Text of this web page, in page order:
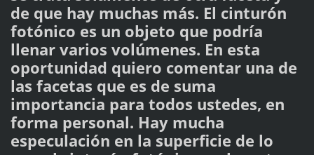
de que hay muchas más. El cinturón
fotónico es un objeto que podría
llenar varios volúmenes. En esta
oportunidad quiero comentar una de
las facetas que es de suma
importancia para todos ustedes, en
forma personal. Hay mucha
especulación en la superficie de lo